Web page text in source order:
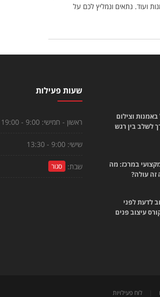
ועוד. נתאים ונמליץ לכם על
באמנות וצילום
לשלב בין רגש
במרכז: מה
זה עולה?
לדעת לפני
עיצוב פנים
שעות פעילות
ראשון - חמישי:9:00 - 19:00
שישי:9:00 - 13:30
שבת: סגור
לוח פעילויות